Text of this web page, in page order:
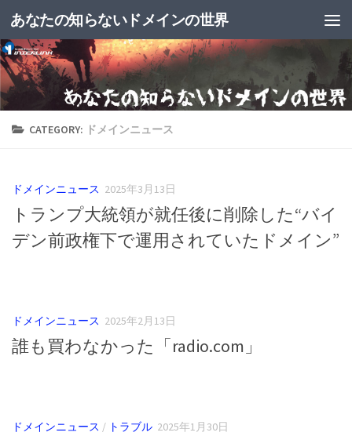
あなたの知らないドメインの世界
CATEGORY: ドメインニュース
ドメインニュース 2025年3月13日
トランプ大統領が就任後に削除した“バイ
デン前政権下で運用されていたドメイン”
ドメインニュース 2025年2月13日
誰も買わなかった「radio.com」
ドメインニュース / トラブル 2025年1月30日